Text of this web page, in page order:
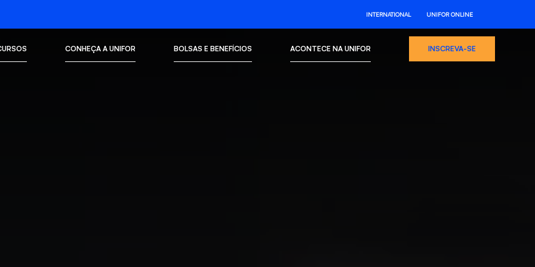
INTERNATIONAL UNIFOR ONLINE
CONHEÇA A UNIFOR BOLSAS E BENEFÍCIOS ACONTECE NA UNIFOR INSCREVA-SE